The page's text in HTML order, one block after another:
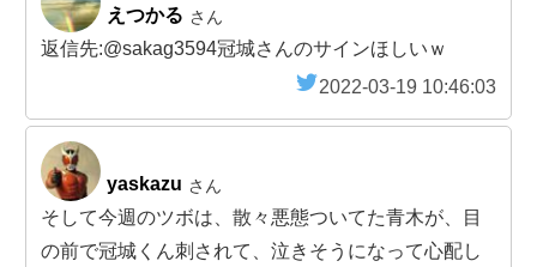
えつかる さん
返信先:@sakag3594冠城さんのサインほしいｗ
2022-03-19 10:46:03
yaskazu さん
そして今週のツボは、散々悪態ついてた青木が、目
の前で冠城くん刺されて、泣きそうになって心配し